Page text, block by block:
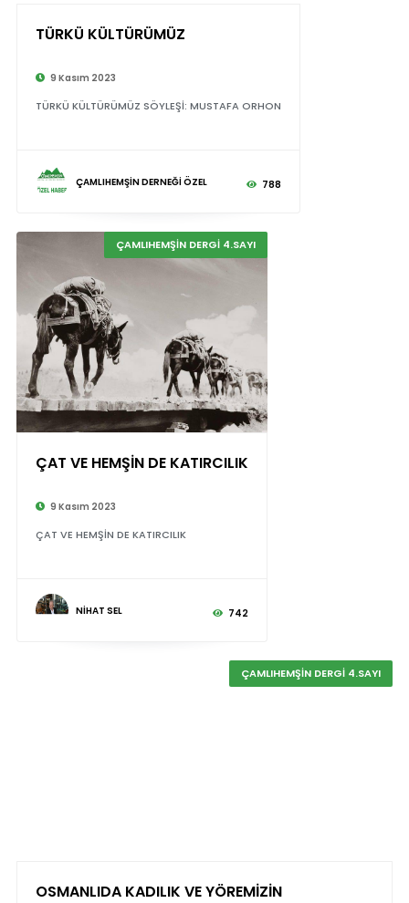
TÜRKÜ KÜLTÜRÜMÜZ
9 Kasım 2023
TÜRKÜ KÜLTÜRÜMÜZ SÖYLEŞİ: MUSTAFA ORHON
ÇAMLIHEMŞİN DERNEĞİ ÖZEL 788
ÇAMLIHEMŞİN DERGİ 4.SAYI
ÇAT VE HEMŞİN DE KATIRCILIK
9 Kasım 2023
ÇAT VE HEMŞİN DE KATIRCILIK
NİHAT SEL 742
ÇAMLIHEMŞİN DERGİ 4.SAYI
OSMANLIDA KADILIK VE YÖREMİZİN